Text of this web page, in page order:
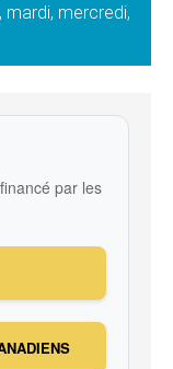
mardi, mercredi,
par les